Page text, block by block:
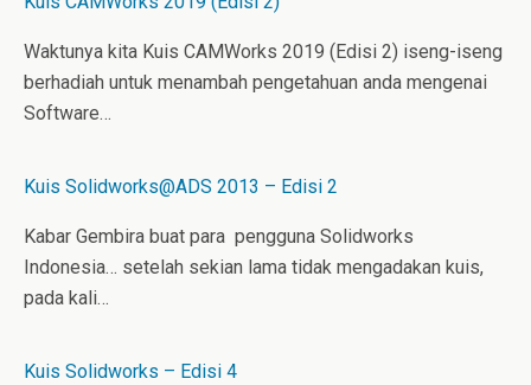
Waktunya kita Kuis CAMWorks 2019 (Edisi 2) iseng-iseng
berhadiah untuk menambah pengetahuan anda mengenai
Software…
Kuis Solidworks@ADS 2013 – Edisi 2
Kabar Gembira buat para pengguna Solidworks
Indonesia… setelah sekian lama tidak mengadakan kuis,
pada kali…
Kuis Solidworks – Edisi 4